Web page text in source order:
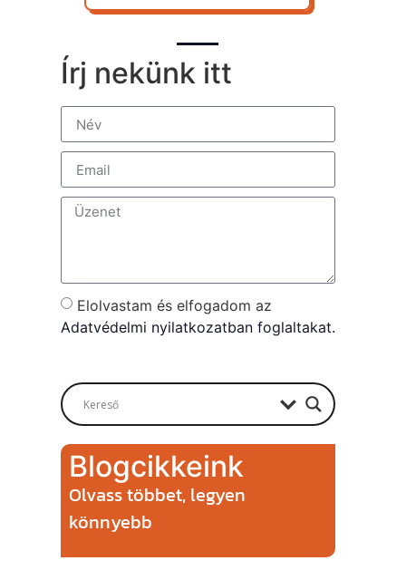
Írj nekünk itt
Elolvastam és elfogadom az
Adatvédelmi nyilatkozatban foglaltakat.
Blogcikkeink
Olvass többet, legyen
könnyebb